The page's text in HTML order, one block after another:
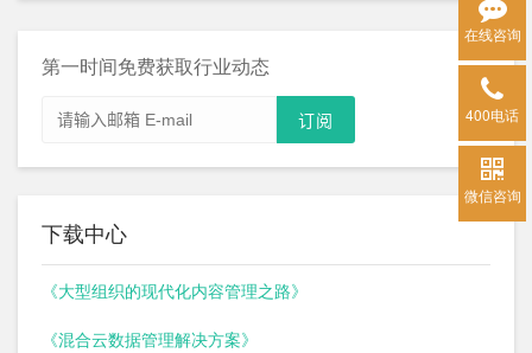
第一时间免费获取行业动态
下载中心
《大型组织的现代化内容管理之路》
《混合云数据管理解决方案》
在线咨询
400电话
微信咨询